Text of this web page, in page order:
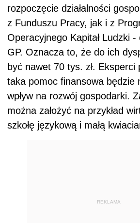
rozpoczęcie działalności
z Funduszu Pracy, jak i z
Operacyjnego Kapitał Ludzki -
GP. Oznacza to, że do ich
być nawet 70 tys. zł. Eksperci
taka pomoc finansowa będzie
wpływ na rozwój gospodarki.
można założyć na przykład
szkołę językową i małą
REKLAMA